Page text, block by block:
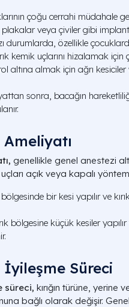
çoğu cerrahi müdahale
plakalar veya çiviler gibi
durumlarda, özellikle
kemik uçlarını hizalamak
altına almak için ağrı
sonra, bacağın
Ameliyatı
genellikle genel anestezi
uçları açık veya kapalı
bölgesinde bir kesi yapılır ve
bölgesine küçük kesiler
İyileşme Süreci
süreci, kırığın türüne, yerine
bağlı olarak değişir.